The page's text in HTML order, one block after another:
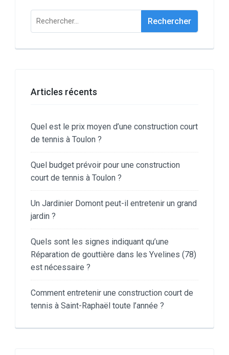
Rechercher :
Articles récents
Quel est le prix moyen d’une construction court
de tennis à Toulon ?
Quel budget prévoir pour une construction
court de tennis à Toulon ?
Un Jardinier Domont peut-il entretenir un grand
jardin ?
Quels sont les signes indiquant qu’une
Réparation de gouttière dans les Yvelines (78)
est nécessaire ?
Comment entretenir une construction court de
tennis à Saint-Raphaël toute l’année ?